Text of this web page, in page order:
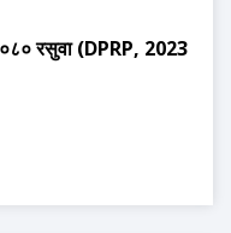
२०८० रसुवा (DPRP, 2023